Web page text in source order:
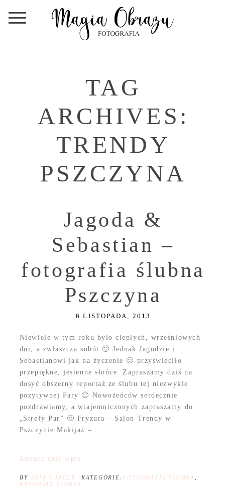
TAG
ARCHIVES:
TRENDY
PSZCZYNA
Jagoda &
Sebastian –
fotografia ślubna
Pszczyna
6 LISTOPADA, 2013
Niewiele w tym roku było ciepłych, wrześniowych
dni, a zwłaszcza sobót 🙂 Jednak Jagodzie i
Sebastianowi jak na życzenie 🙂 przyświeciło
przepiękne, jesienne słońce. Zapraszamy dziś na
dosyć obszerny reportaż ze ślubu tej niezwykle
pozytywnej Pary 🙂 Nowożeńców serdecznie
pozdrawiamy, a wtajemniczonych zapraszamy do
„Strefy Par” 🙂 Fryzura – Salon Trendy w
Pszczynie Makijaż –...
Zobacz cały wpis
BY ANIA I JACEK KATEGORIE: FOTOGRAFIA ŚLUBNA ,
REPORTAŻ ŚLUBNY